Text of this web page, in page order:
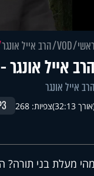
ראשי VOD הרב אייל אונגר
הרב אייל
הרב אייל אונגר
32:13) צפיות: 268
מהי מעלת בני תורה?